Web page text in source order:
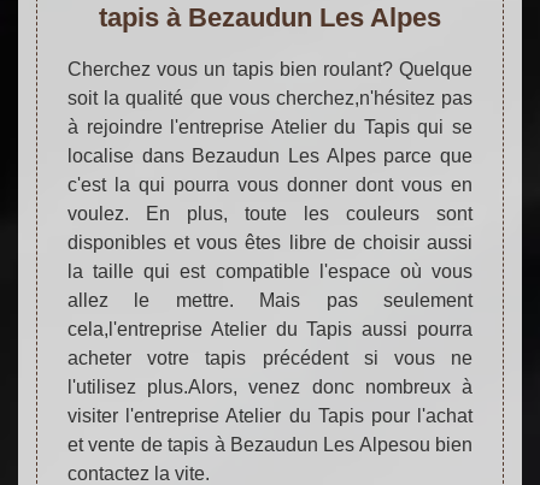
tapis à Bezaudun Les Alpes
Cherchez vous un tapis bien roulant? Quelque
soit la qualité que vous cherchez,n'hésitez pas
à rejoindre l'entreprise Atelier du Tapis qui se
localise dans Bezaudun Les Alpes parce que
c'est la qui pourra vous donner dont vous en
voulez. En plus, toute les couleurs sont
disponibles et vous êtes libre de choisir aussi
la taille qui est compatible l'espace où vous
allez le mettre. Mais pas seulement
cela,l'entreprise Atelier du Tapis aussi pourra
acheter votre tapis précédent si vous ne
l'utilisez plus.Alors, venez donc nombreux à
visiter l'entreprise Atelier du Tapis pour l'achat
et vente de tapis à Bezaudun Les Alpesou bien
contactez la vite.